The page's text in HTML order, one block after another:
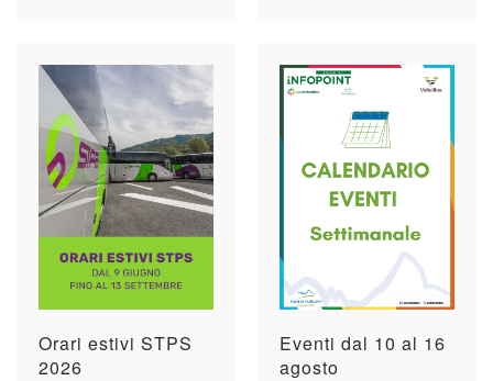
Orari estivi STPS
2026
Eventi dal 10 al 16
agosto